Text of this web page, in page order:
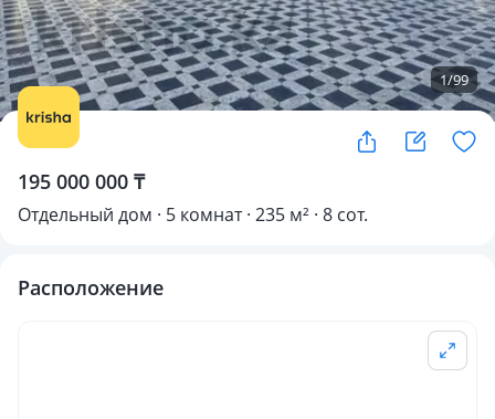
1/99
195 000 000 ₸
Отдельный дом · 5 комнат · 235 м² · 8 сот.
Расположение